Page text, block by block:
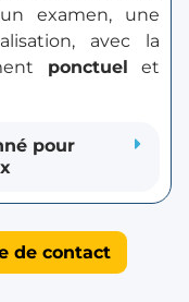
examen, une
avec la
ponctuel et
pour
de contact